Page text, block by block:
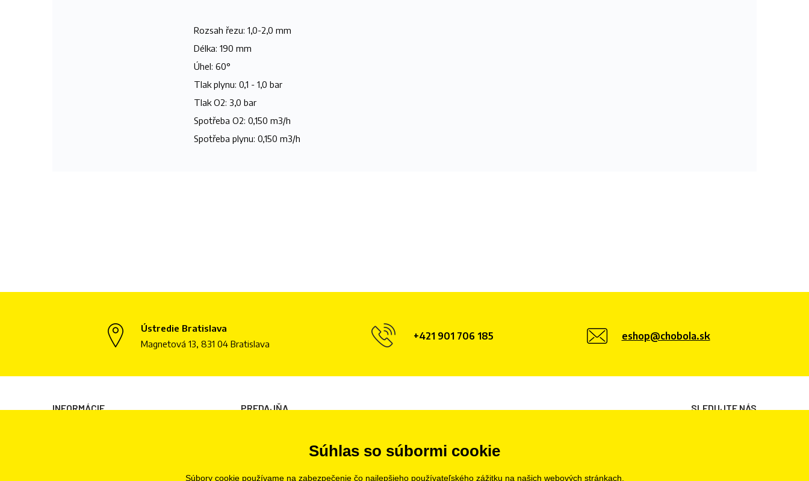
Rozsah řezu: 1,0-2,0 mm
Délka: 190 mm
Úhel: 60°
Tlak plynu: 0,1 - 1,0 bar
Tlak O2: 3,0 bar
Spotřeba O2: 0,150 m3/h
Spotřeba plynu: 0,150 m3/h
Ústredie Bratislava
Magnetová 13, 831 04 Bratislava
+421 901 706 185 eshop@chobola.sk
INFORMÁCIE PREDAJŇA SLEDUJTE NÁS
Súhlas so súbormi cookie
Súbory cookie používame na zabezpečenie čo najlepšieho používateľského zážitku na našich webových stránkach.